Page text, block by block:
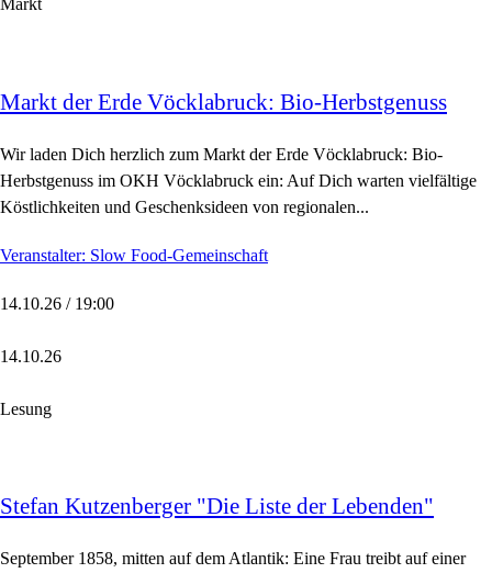
Markt
Markt der Erde Vöcklabruck: Bio-Herbstgenuss
Wir laden Dich herzlich zum Markt der Erde Vöcklabruck: Bio-
Herbstgenuss im OKH Vöcklabruck ein: Auf Dich warten vielfältige
Köstlichkeiten und Geschenksideen von regionalen...
Veranstalter: Slow Food-Gemeinschaft
14.10.26 / 19:00
14.10.26
Lesung
Stefan Kutzenberger "Die Liste der Lebenden"
September 1858, mitten auf dem Atlantik: Eine Frau treibt auf einer